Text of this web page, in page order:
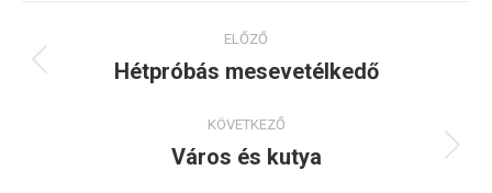
navigation
ELŐZŐ
Previous
Hétpróbás mesevetélkedő
KÖVETKEZŐ
Next
Város és kutya